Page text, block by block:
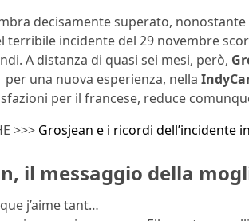
decisamente superato,
terribile incidente del 29 novembre
A distanza di quasi sei mesi, però,
per una nuova esperienza, nella
per il francese, reduce
>>> Grosjean e i ricordi dell’incidente
il messaggio della
j’aime tant…